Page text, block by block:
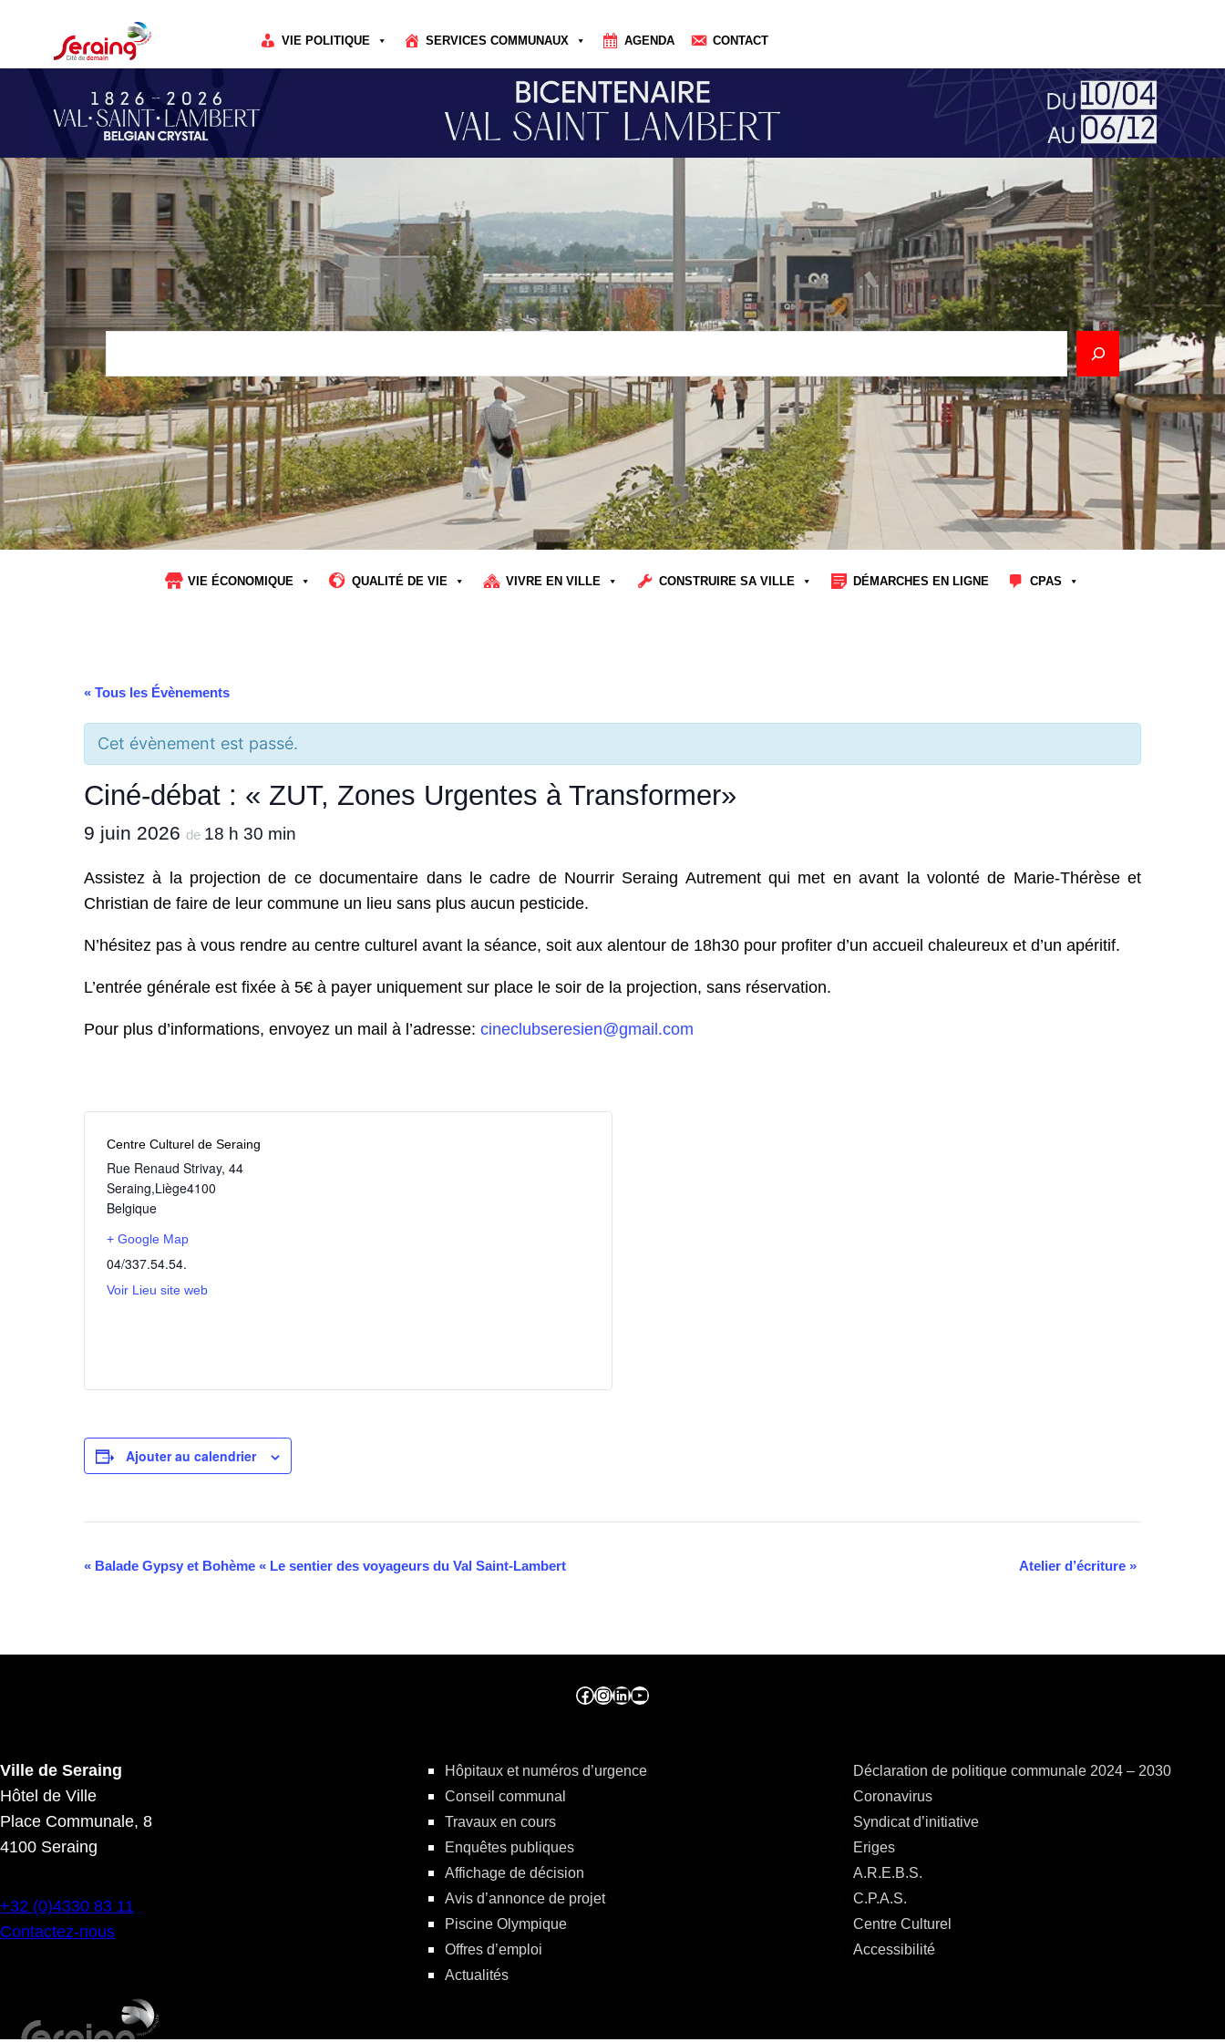
VIE POLITIQUE SERVICES COMMUNAUX AGENDA CONTACT
Rechercher
VIE ÉCONOMIQUE QUALITÉ DE VIE VIVRE EN VILLE CONSTRUIRE SA VILLE DÉMARCHES EN LIGNE CPAS
« Tous les Évènements
Cet évènement est passé.
Ciné-débat : « ZUT, Zones Urgentes à Transformer»
9 juin 2026 de 18 h 30 min
Assistez à la projection de ce documentaire dans le cadre de Nourrir Seraing Autrement qui met en avant la volonté de Marie-Thérèse et
Christian de faire de leur commune un lieu sans plus aucun pesticide.
N’hésitez pas à vous rendre au centre culturel avant la séance, soit aux alentour de 18h30 pour profiter d’un accueil chaleureux et d’un apéritif.
L’entrée générale est fixée à 5€ à payer uniquement sur place le soir de la projection, sans réservation.
Pour plus d’informations, envoyez un mail à l’adresse: cineclubseresien@gmail.com
Centre Culturel de Seraing
Rue Renaud Strivay, 44
Seraing,Liège4100
Belgique
+ Google Map
04/337.54.54.
Voir Lieu site web
Ajouter au calendrier
Navigation
« Balade Gypsy et Bohème « Le sentier des voyageurs du Val Saint-Lambert Atelier d’écriture »
Facebook ville de seraing Instragram ville de seraing linkedin – ville de seraing YouTube
Ville de Seraing
Hôtel de Ville
Place Communale, 8
4100 Seraing
+32 (0)4330 83 11
Contactez-nous
Hôpitaux et numéros d’urgence
Conseil communal
Travaux en cours
Enquêtes publiques
Affichage de décision
Avis d’annonce de projet
Piscine Olympique
Offres d’emploi
Actualités
Déclaration de politique communale 2024 – 2030
Coronavirus
Syndicat d’initiative
Eriges
A.R.E.B.S.
C.P.A.S.
Centre Culturel
Accessibilité